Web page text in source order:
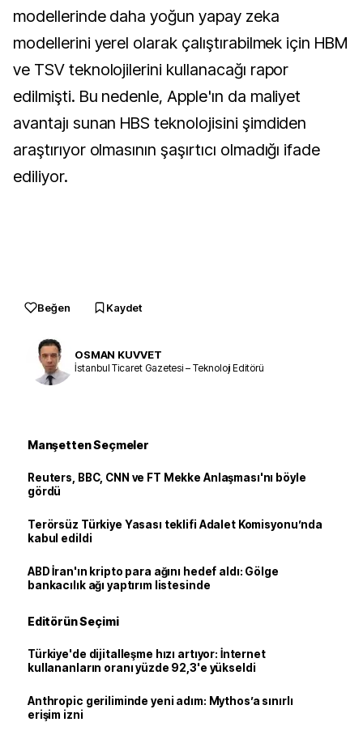
modellerinde daha yoğun yapay zeka
modellerini yerel olarak çalıştırabilmek için HBM
ve TSV teknolojilerini kullanacağı rapor
edilmişti. Bu nedenle, Apple'ın da maliyet
avantajı sunan HBS teknolojisini şimdiden
araştırıyor olmasının şaşırtıcı olmadığı ifade
ediliyor.
Beğen Kaydet
OSMAN KUVVET
İstanbul Ticaret Gazetesi – Teknoloji Editörü
Manşetten Seçmeler
Reuters, BBC, CNN ve FT Mekke Anlaşması'nı böyle
gördü
Terörsüz Türkiye Yasası teklifi Adalet Komisyonu’nda
kabul edildi
ABD İran'ın kripto para ağını hedef aldı: Gölge
bankacılık ağı yaptırım listesinde
Editörün Seçimi
Türkiye'de dijitalleşme hızı artıyor: İnternet
kullananların oranı yüzde 92,3'e yükseldi
Anthropic geriliminde yeni adım: Mythos’a sınırlı
erişim izni